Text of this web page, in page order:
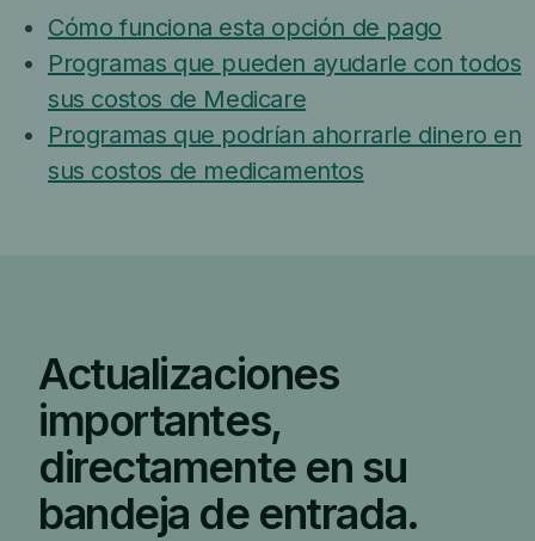
Cómo funciona esta opción de pago
Programas que pueden ayudarle con todos
sus costos de Medicare
Programas que podrían ahorrarle dinero en
sus costos de medicamentos
Actualizaciones
importantes,
directamente en su
bandeja de entrada.